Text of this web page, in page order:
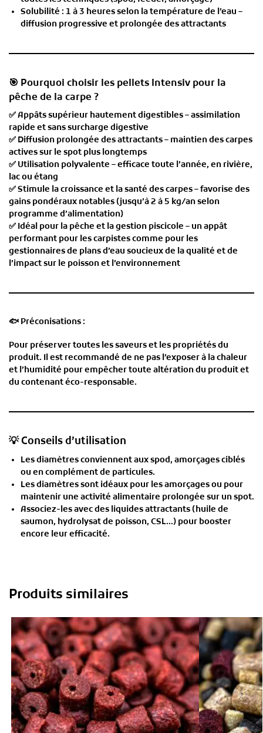
Solubilité : 1 à 3 heuresselon la température de l’eau –
diffusion progressive et prolongée des attractants
🎯 Pourquoi choisir les pellets Intensiv pour la
pêche de la carpe ?
✅Appâts supérieur hautement digestibles– assimilation
rapide et sans surcharge digestive
✅ Diffusion prolongée des attractants– maintien des carpes
actives sur le spot plus longtemps
✅ Utilisation polyvalente – efficace toute l’année, en rivière,
lac ou étang
✅Stimule la croissance et la santé des carpes– favorise des
gains pondéraux notables (jusqu’à 2 à 5 kg/an selon
programme d’alimentation)
✅ Idéal pour la pêche et la gestion piscicole – un appât
performant pour les carpistes comme pour les
gestionnaires de plans d’eau soucieux de la qualité et de
l’impact sur le poisson et l’environnement
🐟 Préconisations :
Pour préserver toutes les saveurs et les propriétés du
produit. Il est recommandé de ne pas l’exposer à la chaleur
et l’humidité pour empêcher toute altération du produit et
du contenant éco-responsable.
💡 Conseils d’utilisation
Les diamètres conviennent auxspod, amorçages ciblés
ou en complément de particules.
Les diamètres sont idéaux pour lesamorçagesou pour
maintenir une activité alimentaire prolongée sur un spot.
Associez-les avec des liquides attractants (huile de
saumon, hydrolysat de poisson, CSL…) pour booster
encore leur efficacité.
Produits similaires